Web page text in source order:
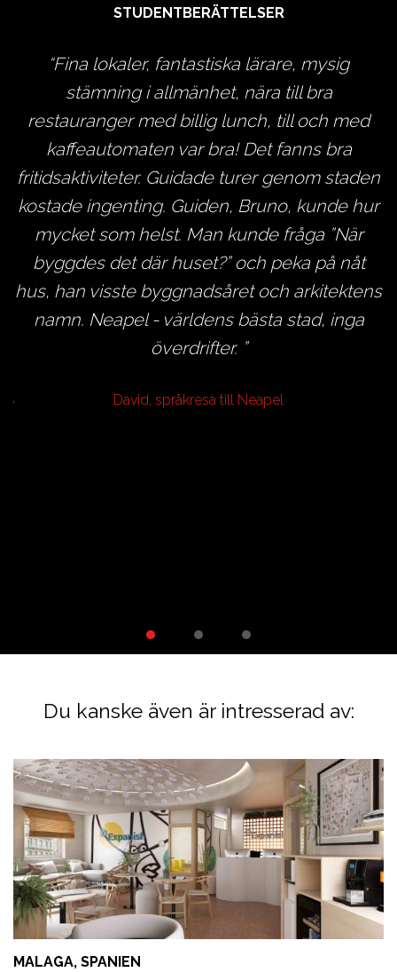
STUDENTBERÄTTELSER
Fina lokaler, fantastiska lärare, mysig
stämning i allmänhet, nära till bra
restauranger med billig lunch, till och med
kaffeautomaten var bra! Det fanns bra
fritidsaktiviteter. Guidade turer genom staden
kostade ingenting. Guiden, Bruno, kunde hur
mycket som helst. Man kunde fråga ”När
byggdes det där huset?” och peka på nåt
hus, han visste byggnadsåret och arkitektens
namn. Neapel - världens bästa stad, inga
överdrifter.
David, språkresa till Neapel
Du kanske även är intresserad av:
MALAGA, SPANIEN